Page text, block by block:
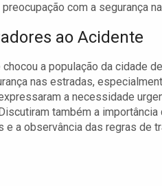
com a segurança
ao Acidente
a população da cidade
nas estradas,
a necessidade
também a
e a observância das regras de